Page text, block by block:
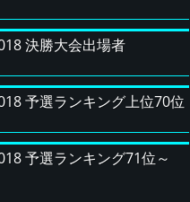
決勝大会出場者
予選ランキング上位70位
予選ランキング71位～